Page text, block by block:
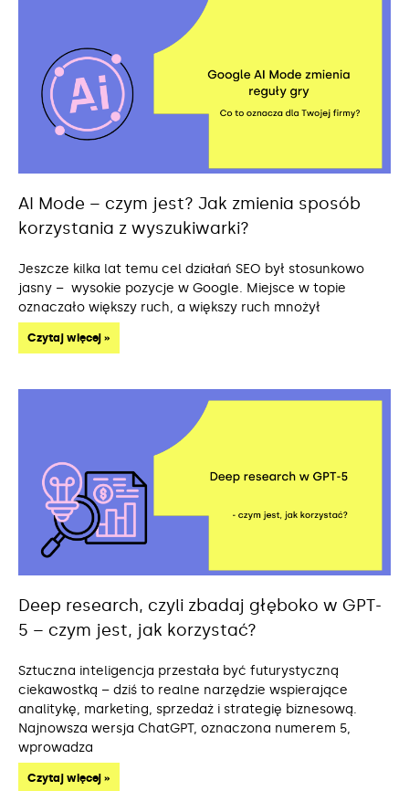
AI Mode – czym jest? Jak zmienia sposób
korzystania z wyszukiwarki?
Jeszcze kilka lat temu cel działań SEO był stosunkowo
jasny – wysokie pozycje w Google. Miejsce w topie
oznaczało większy ruch, a większy ruch mnożył
Czytaj więcej »
Deep research, czyli zbadaj głęboko w GPT-
5 – czym jest, jak korzystać?
Sztuczna inteligencja przestała być futurystyczną
ciekawostką – dziś to realne narzędzie wspierające
analitykę, marketing, sprzedaż i strategię biznesową.
Najnowsza wersja ChatGPT, oznaczona numerem 5,
wprowadza
Czytaj więcej »